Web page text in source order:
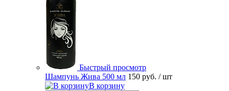
Быстрый просмотр
Шампунь Жива 500 мл 150 руб. / шт
В корзину